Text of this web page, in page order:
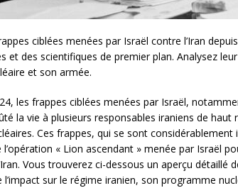
ciblées menées par Israël contre l’Iran
et des scientifiques de premier plan. Analysez
et son armée.
les frappes ciblées menées par Israël,
la vie à plusieurs responsables iraniens de
Ces frappes, qui se sont considérablement
l’opération « Lion ascendant » menée par Israël
Vous trouverez ci-dessous un aperçu détaillé
l’impact sur le régime iranien, son programme